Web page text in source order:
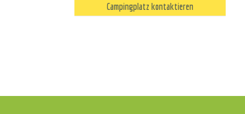
Campingplatz kontaktieren